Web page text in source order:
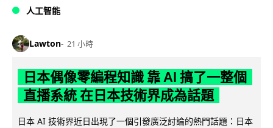
人工智能
Lawton 21 小時
日本偶像零編程知識 靠 AI 搞了一整個
直播系統 在日本技術界成為話題
日本 AI 技術界近日出現了一個引發廣泛討論的熱門話題：日本